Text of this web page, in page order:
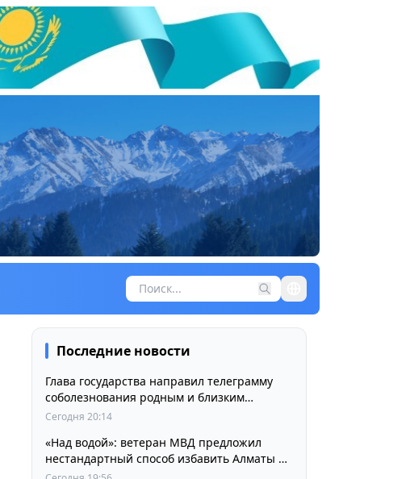
Последние новости
Глава государства направил телеграмму
соболезнования родным и близким
выдающегося кинорежиссера Ардака
Сегодня 20:14
«Над водой»: ветеран МВД предложил
нестандартный способ избавить Алматы от
пробок и смога